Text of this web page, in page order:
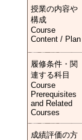
授業の内容や
構成
Course
Content / Plan
履修条件・関
連する科目
Course
Prerequisites
and Related
Courses
成績評価の方